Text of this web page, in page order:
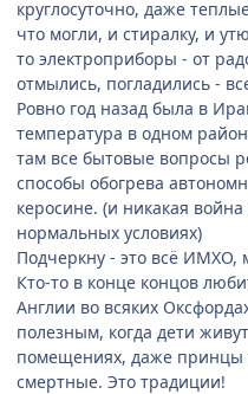
круглосуточно, даже
что могли, и стиралку, и
то электроприборы - от
отмылись, погладились -
Ровно год назад была в
температура в одном
там все бытовые вопросы
способы обогрева
керосине. (и никакая
нормальных условиях)
Подчеркну - это всё ИМХО,
Кто-то в конце концов
Англии во всяких
полезным, когда дети
помещениях, даже принцы
смертные. Это традиции!